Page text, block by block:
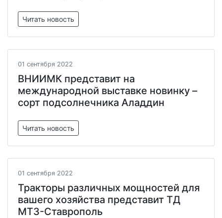
Читать новость
01 сентября 2022
ВНИИМК представит на
международной выставке новинку –
сорт подсолнечника Аладдин
Читать новость
01 сентября 2022
Тракторы различных мощностей для
вашего хозяйства представит ТД
МТЗ-Ставрополь